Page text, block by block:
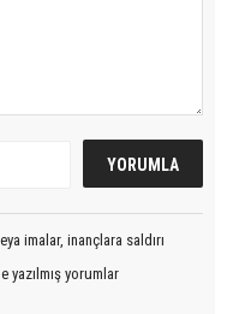
imalar, inançlara saldırı
yazılmış yorumlar